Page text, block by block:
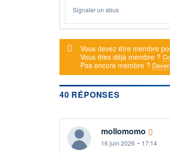
Signaler un abus
Message d'alerte
Vous devez être membre
Vous êtes déjà membre ?
Pas encore membre ?
40 RÉPONSES
mollomomo
16 juin 2026 • 17:14